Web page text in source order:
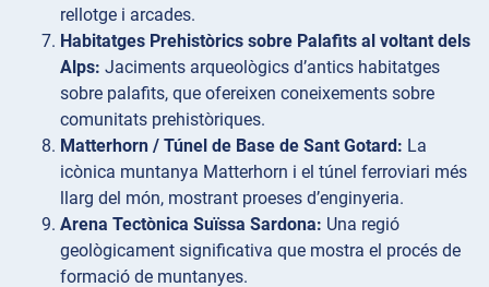
rellotge i arcades.
Habitatges Prehistòrics sobre Palafits al voltant dels
Alps: Jaciments arqueològics d’antics habitatges
sobre palafits, que ofereixen coneixements sobre
comunitats prehistòriques.
Matterhorn / Túnel de Base de Sant Gotard: La
icònica muntanya Matterhorn i el túnel ferroviari més
llarg del món, mostrant proeses d’enginyeria.
Arena Tectònica Suïssa Sardona: Una regió
geològicament significativa que mostra el procés de
formació de muntanyes.